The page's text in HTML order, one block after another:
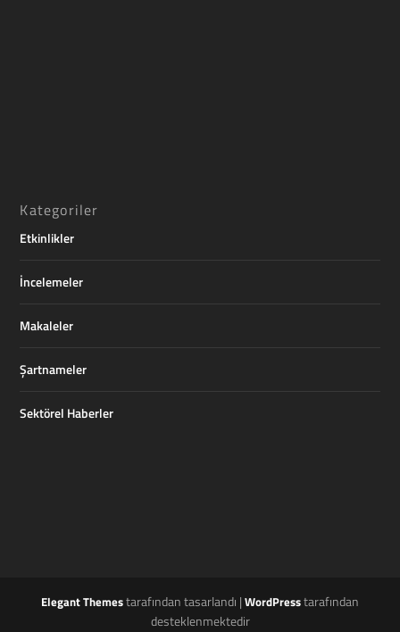
Kategoriler
Etkinlikler
İncelemeler
Makaleler
Şartnameler
Sektörel Haberler
Elegant Themestarafından tasarlandı | WordPresstarafından
desteklenmektedir